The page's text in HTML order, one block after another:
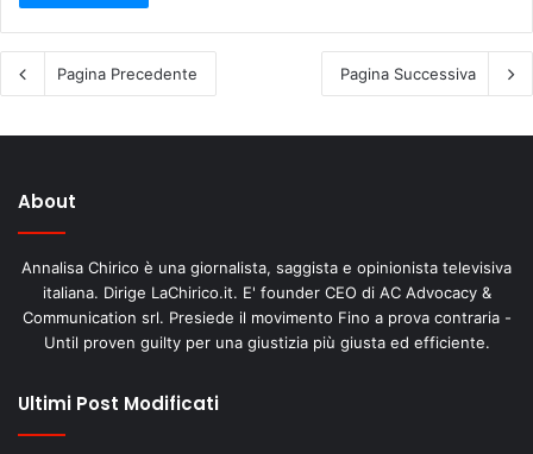
Pagina Precedente Pagina Successiva
About
Annalisa Chirico è una giornalista, saggista e opinionista televisiva
italiana. Dirige LaChirico.it. E' founder CEO di AC Advocacy &
Communication srl. Presiede il movimento Fino a prova contraria -
Until proven guilty per una giustizia più giusta ed efficiente.
Ultimi Post Modificati